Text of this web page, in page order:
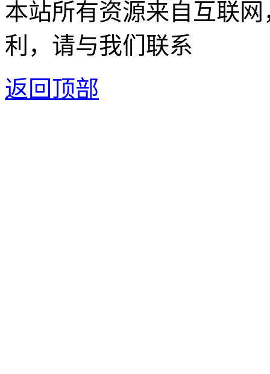
本站所有资源来自互联
利，请与我们联系
返回顶部